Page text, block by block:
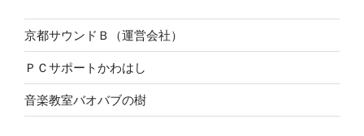
京都サウンドＢ（運営会社）
ＰＣサポートかわはし
音楽教室バオバブの樹